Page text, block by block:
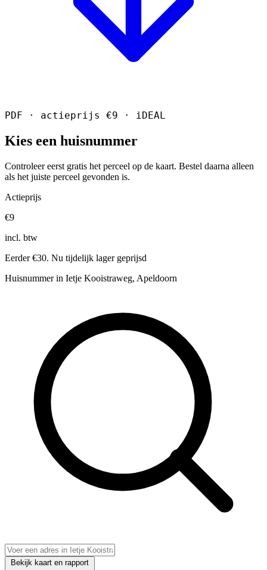
PDF · actieprijs €9 · iDEAL
Kies een huisnummer
Controleer eerst gratis het perceel op de kaart. Bestel daarna alleen
als het juiste perceel gevonden is.
Actieprijs
€9
incl. btw
Eerder €30. Nu tijdelijk lager geprijsd
Huisnummer in Ietje Kooistraweg, Apeldoorn
Bekijk kaart en rapport